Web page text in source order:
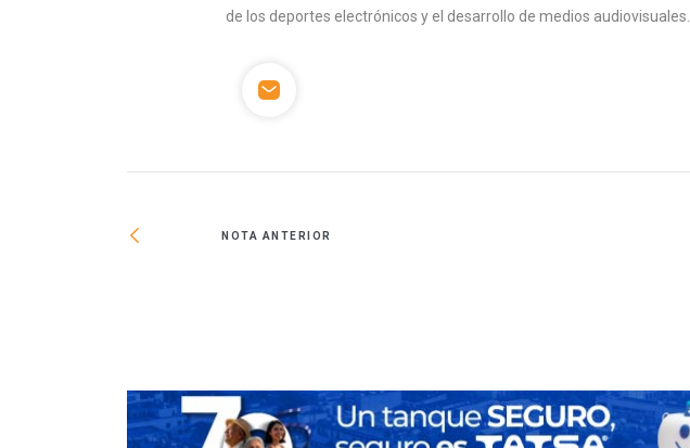
de los deportes electrónicos y el desarrollo de medios audiovisuales.
NOTA ANTERIOR